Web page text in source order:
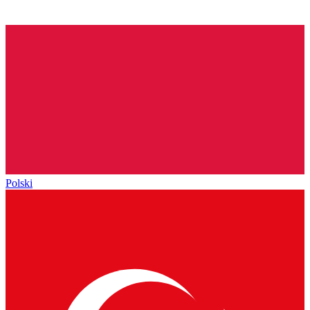
Polski